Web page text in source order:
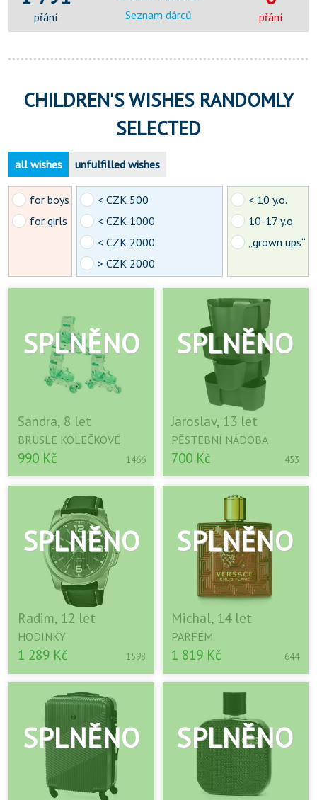
přání Seznam dárců přání
CHILDREN'S WISHES RANDOMLY
SELECTED
all wishes unfulfilled wishes
for boys
for girls
< CZK 500
< CZK 1000
< CZK 2000
> CZK 2000
< 10 y.o.
10-17 y.o.
„grown ups“
Sandra, 8 let
BRUSLE KOLEČKOVÉ
990 Kč 1466
Jaroslav, 13 let
PĚSTEBNÍ NÁDOBA
700 Kč 453
Radim, 12 let
HODINKY
1 289 Kč 1598
Michal, 14 let
PARFÉM
1 819 Kč 644